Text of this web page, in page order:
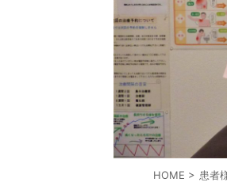
HOME > 患者